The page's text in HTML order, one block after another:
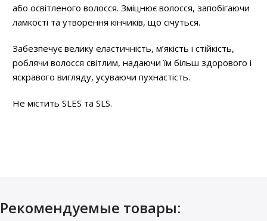
або освітленого волосся. Зміцнює волосся, запобігаючи
ламкості та утворення кінчиків, що січуться.
Забезпечує велику еластичність, м’якість і стійкість,
роблячи волосся світлим, надаючи їм більш здорового і
яскравого вигляду, усуваючи пухнастість.
Не містить SLES та SLS.
Рекомендуемые товары: